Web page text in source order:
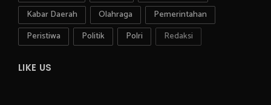
Kabar Daerah
Olahraga
Pemerintahan
Peristiwa
Politik Polri Redaksi
LIKE US